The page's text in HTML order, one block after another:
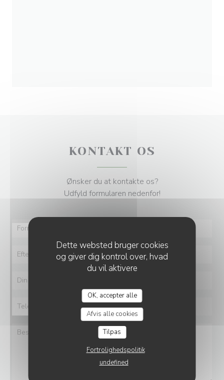
Dette websted bruger cookies
og giver dig kontrol over, hvad
du vil aktivere
OK, accepter alle
Afvis alle cookies
Tilpas
Fortrolighedspolitik
undefined
KONTAKT OS
Ønsker du at kontakte os?
Udfyld formularen nedenfor!